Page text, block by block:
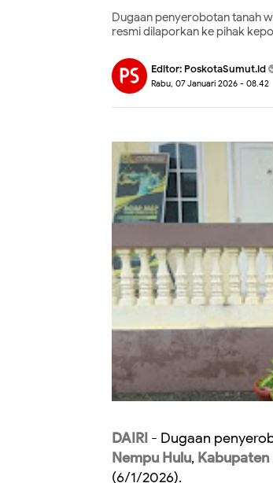
Dugaan penyerobotan tanah
resmi dilaporkan ke pihak
Editor: PoskotaSumut.id
Rabu, 07 Januari 2026 - 08.42
DAIRI - Dugaan
Nempu Hulu,
(6/1/2026).